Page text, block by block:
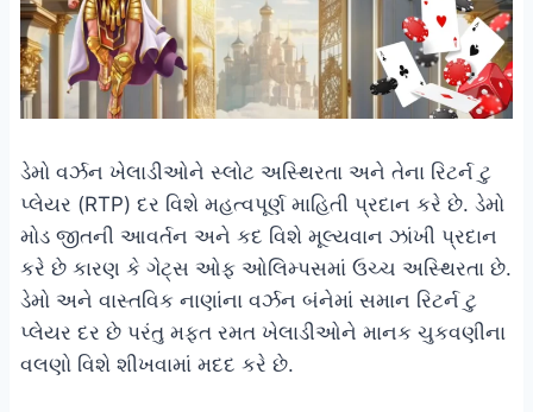
ડેમો વર્ઝન ખેલાડીઓને સ્લોટ અસ્થિરતા અને તેના રિટર્ન ટુ
પ્લેયર (RTP) દર વિશે મહત્વપૂર્ણ માહિતી પ્રદાન કરે છે. ડેમો
મોડ જીતની આવર્તન અને કદ વિશે મૂલ્યવાન ઝાંખી પ્રદાન
કરે છે કારણ કે ગેટ્સ ઓફ ઓલિમ્પસમાં ઉચ્ચ અસ્થિરતા છે.
ડેમો અને વાસ્તવિક નાણાંના વર્ઝન બંનેમાં સમાન રિટર્ન ટુ
પ્લેયર દર છે પરંતુ મફત રમત ખેલાડીઓને માનક ચુકવણીના
વલણો વિશે શીખવામાં મદદ કરે છે.